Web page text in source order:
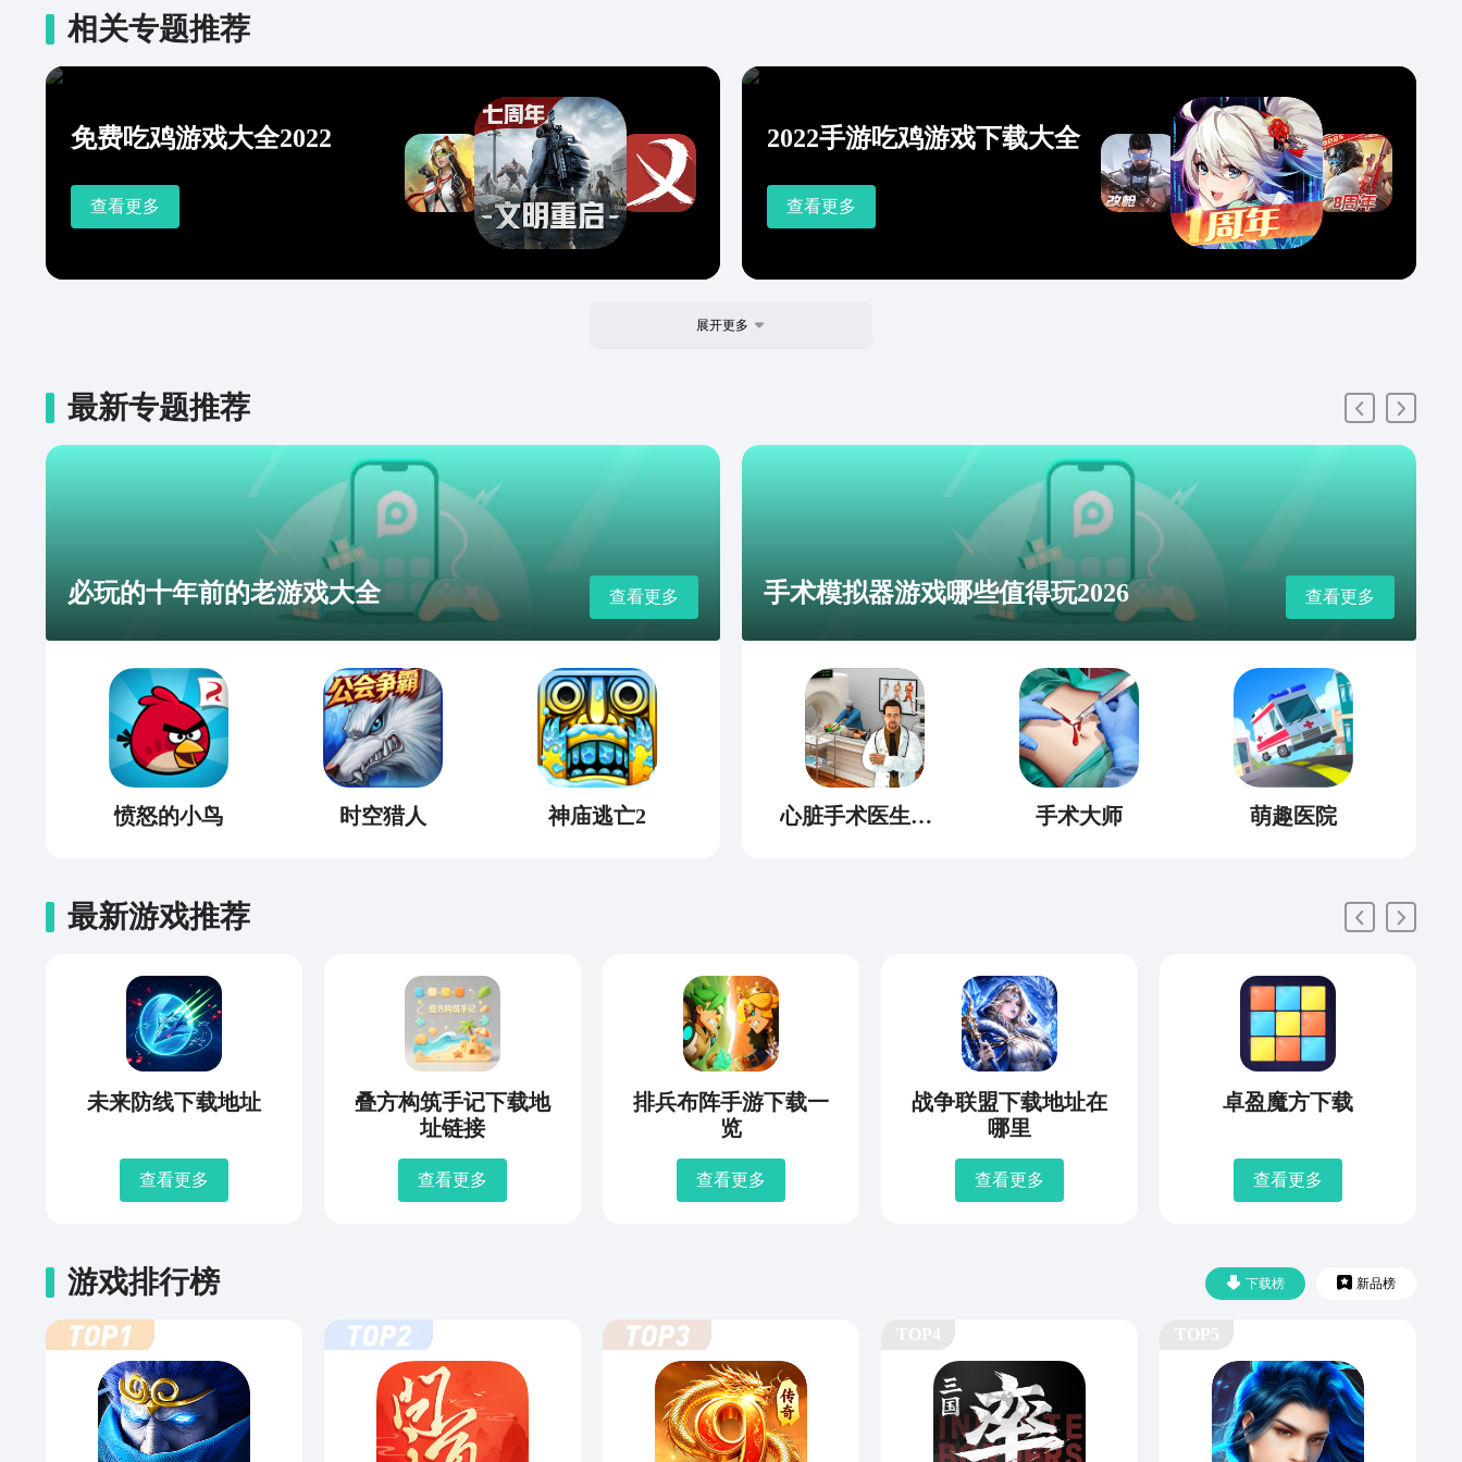
相关专题推荐
免费吃鸡游戏大全2022
查看更多
2022手游吃鸡游戏下载大全
查看更多
展开更多
最新专题推荐
必玩的十年前的老游戏大全 查看更多
愤怒的小鸟 时空猎人 神庙逃亡2
手术模拟器游戏哪些值得玩2026 查看更多
心脏手术医生模拟 手术大师 萌趣医院
最新游戏推荐
未来防线下载地址
查看更多
叠方构筑手记下载地
址链接
查看更多
排兵布阵手游下载一
览
查看更多
战争联盟下载地址在
哪里
查看更多
卓盈魔方下载
查看更多
下载榜 新品榜
游戏排行榜